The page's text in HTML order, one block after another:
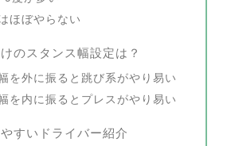
ほぼやらない
のスタンス幅設定は？
を外に振ると跳び系がやり易い
を内に振るとプレスがやり易い
すいドライバー紹介